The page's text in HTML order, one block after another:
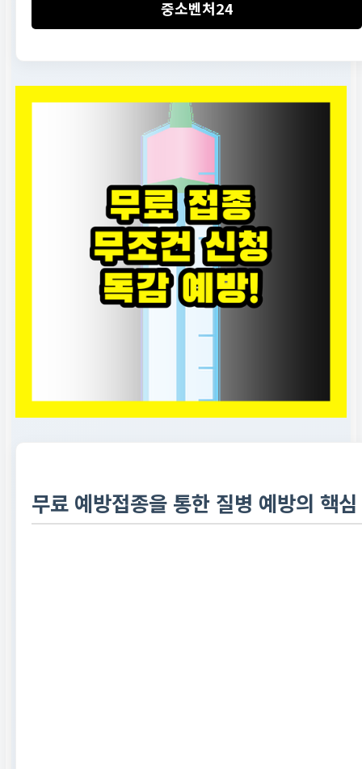
중소벤처24
무료 예방접종을 통한 질병 예방의 핵심